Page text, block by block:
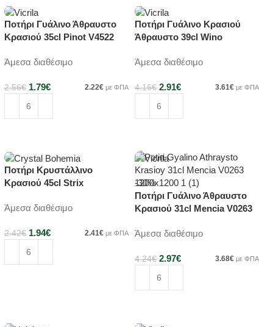
-30%
Ποτήρι Γυάλινο Άθραυστο
Κρασιού 35cl Pinot V4522
Άμεσα διαθέσιμο
2.56€ 1.79€ 2.22€ με ΦΠΑ
-30%
Ποτήρι Γυάλινο Κρασιού
Άθραυστο 39cl Wino
Άμεσα διαθέσιμο
4.16€ 2.91€ 3.61€ με ΦΠΑ
-20%
Ποτήρι Κρυστάλλινο
Κρασιού 45cl Strix
Άμεσα διαθέσιμο
2.42€ 1.94€ 2.41€ με ΦΠΑ
-30%
Ποτήρι Γυάλινο Άθραυστο
Κρασιού 31cl Mencia V0263
Άμεσα διαθέσιμο
4.24€ 2.97€ 3.68€ με ΦΠΑ